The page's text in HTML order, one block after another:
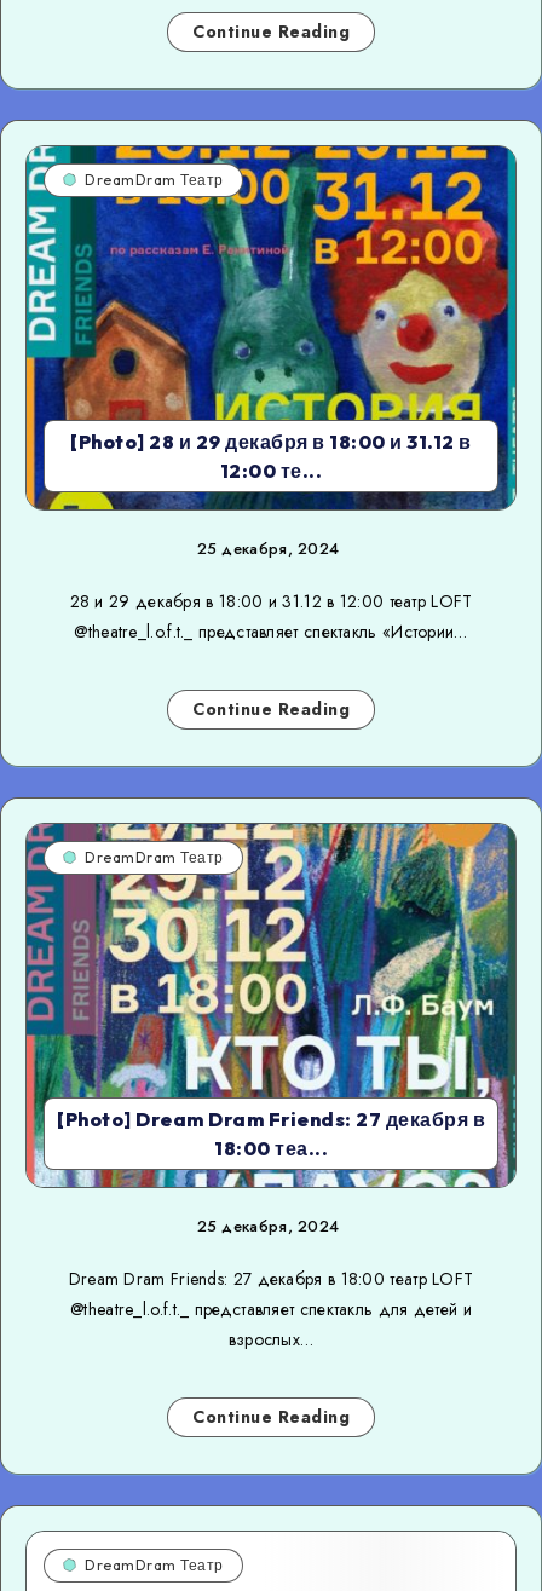
Continue Reading
[Photo] 28 и 29 декабря в 18:00 и 31.12 в
12:00 те...
DreamDram Театр
25 декабря, 2024
28 и 29 декабря в 18:00 и 31.12 в 12:00 театр LOFT
@theatre_l.o.f.t._ представляет спектакль «Истории…
Continue Reading
[Photo] Dream Dram Friends: 27 декабря в
18:00 теа...
DreamDram Театр
25 декабря, 2024
Dream Dram Friends: 27 декабря в 18:00 театр LOFT
@theatre_l.o.f.t._ представляет спектакль для детей и
взрослых…
Continue Reading
DreamDram Театр